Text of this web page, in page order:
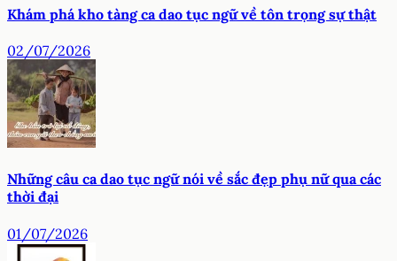
Khám phá kho tàng ca dao tục ngữ về tôn trọng sự thật
02/07/2026
Những câu ca dao tục ngữ nói về sắc đẹp phụ nữ qua các
thời đại
01/07/2026